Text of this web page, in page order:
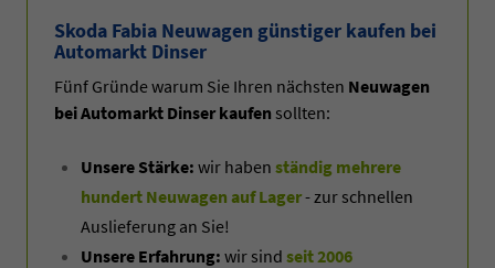
Skoda Fabia Neuwagen günstiger kaufen bei
Automarkt Dinser
Fünf Gründe warum Sie Ihren nächsten Neuwagen
bei Automarkt Dinser kaufen sollten:
Unsere Stärke: wir haben ständig mehrere
hundert Neuwagen auf Lager- zur schnellen
Auslieferung an Sie!
Unsere Erfahrung: wir sind seit 2006